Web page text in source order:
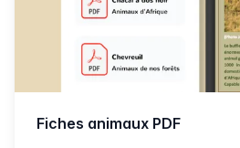
Fiches animaux PDF